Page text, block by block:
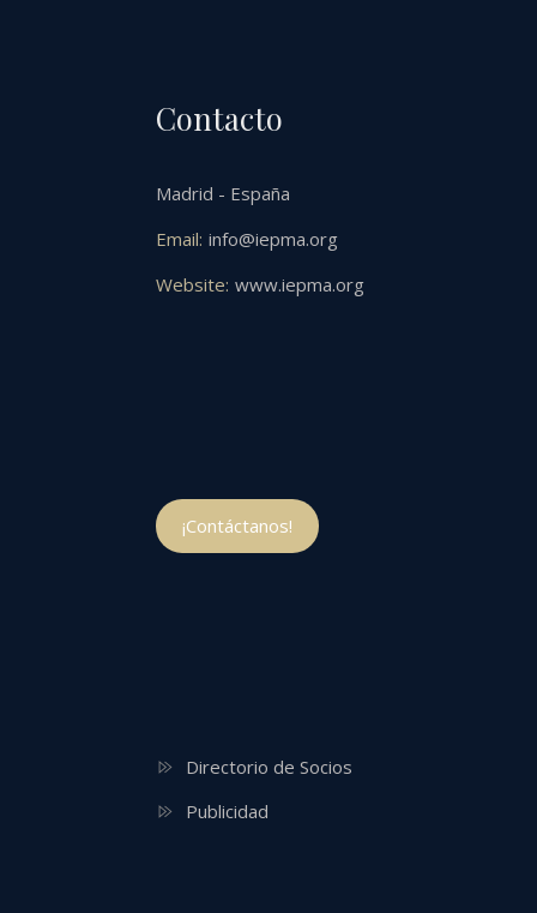
Contacto
Madrid - España
Email: info@iepma.org
Website: www.iepma.org
¡Contáctanos!
Directorio de Socios
Publicidad